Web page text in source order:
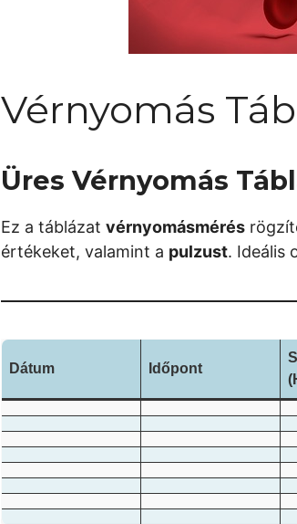
Vérnyomás
Üres Vérnyomás
Ez a táblázat vérnyomásmérés
értékeket, valamint a pulzust. Ideális
Dátum Időpont